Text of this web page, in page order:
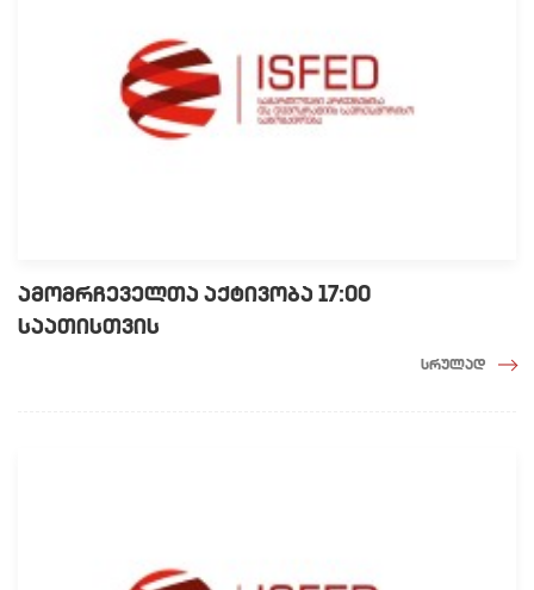
ამომრჩეველთა აქტივობა 17:00
საათისთვის
სრულად